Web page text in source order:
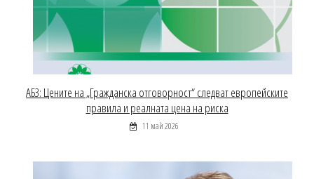
АБЗ: Цените на „Гражданска отговорност“ следват европейските
правила и реалната цена на риска
11 май 2026